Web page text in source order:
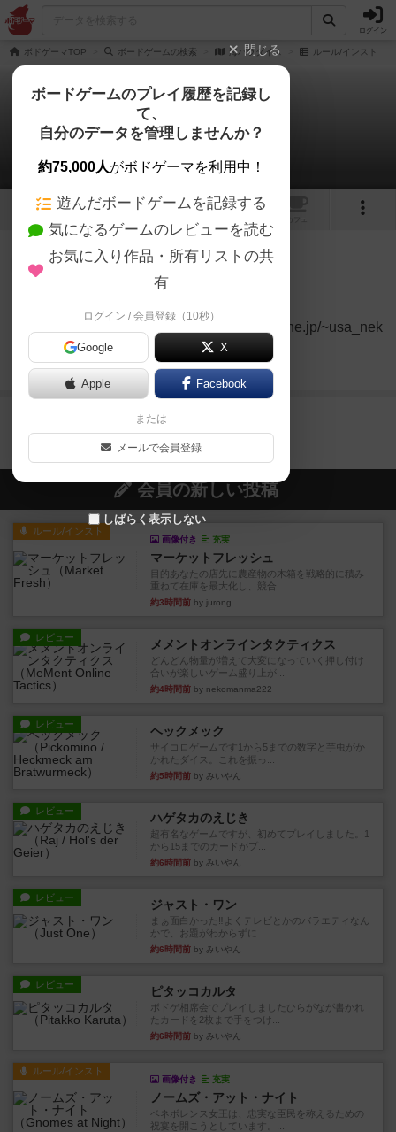
ログイン
ボドゲーマTOP ボードゲームの検索 海パラダイス ルール/インスト
海パラダイス
1件のルール/インスト
3
69名 0
URL⇒ http://www.ac.cyberhome.ne.jp/~usa_nek
o/1800_v2/sheet_umi.htm#h2
続きを読む（7年弱前）
国王
海パラダイスのトップに戻る
会員の新しい投稿
ルール/インスト
画像付き 充実
マーケットフレッシュ
目的あなたの店先に農産物の木箱を戦略的に積み
重ねて在庫を最大化し、競合...
約3時間前 by jurong
レビュー メメントオンラインタクティクス
どんどん物量が増えて大変になっていく押し付け
合いが楽しいゲーム盛り上が...
約4時間前 by nekomanma222
レビュー ヘックメック
サイコロゲームです1から5までの数字と芋虫がか
かれたダイス。これを振っ...
約5時間前 by みいやん
レビュー ハゲタカのえじき
超有名なゲームですが、初めてプレイしました。1
から15までのカードがプ...
約6時間前 by みいやん
レビュー ジャスト・ワン
まぁ面白かった‼️よくテレビとかのバラエティなん
かで、お題がわからずに...
約6時間前 by みいやん
レビュー ピタッコカルタ
ボドゲ相席会でプレイしましたひらがなが書かれ
たカードを2枚まで手をつけ...
約6時間前 by みいやん
ルール/インスト
画像付き 充実
ノームズ・アット・ナイト
ベネボレンス女王は、忠実な臣民を称えるための
祝宴を開こうとしています。...
閉じる
ボードゲームのプレイ履歴を記録し
て、
自分のデータを管理しませんか？
約75,000人がボドゲーマを利用中！
遊んだボードゲームを記録する
気になるゲームのレビューを読む
お気に入り作品・所有リストの共
有
ログイン / 会員登録（10秒）
Google X
Apple Facebook
または
メールで会員登録
しばらく表示しない